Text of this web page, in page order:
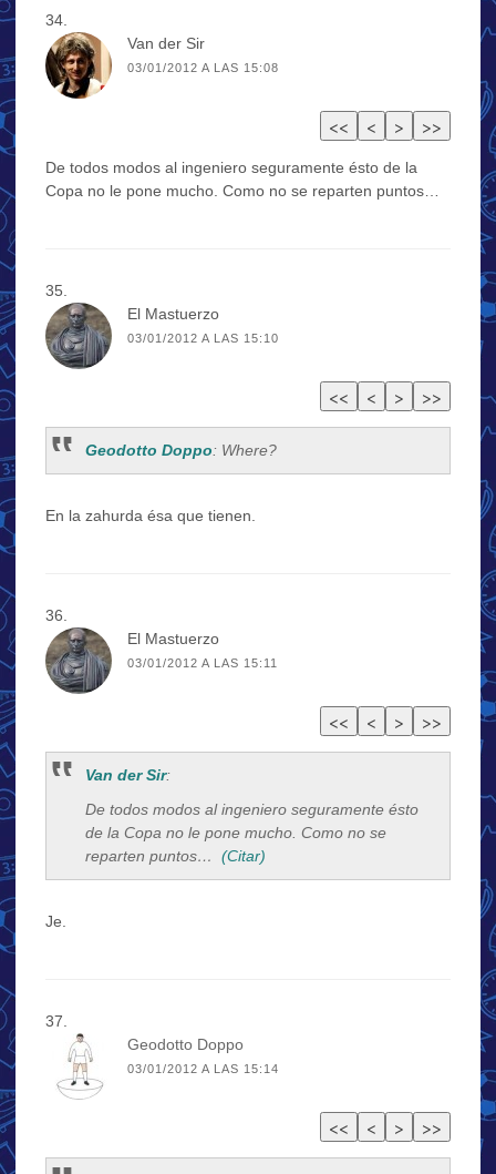
Van der Sir
03/01/2012 A LAS 15:08
De todos modos al ingeniero seguramente ésto de la
Copa no le pone mucho. Como no se reparten puntos…
El Mastuerzo
03/01/2012 A LAS 15:10
Geodotto Doppo: Where?
En la zahurda ésa que tienen.
El Mastuerzo
03/01/2012 A LAS 15:11
Van der Sir:
De todos modos al ingeniero seguramente ésto
de la Copa no le pone mucho. Como no se
reparten puntos… (Citar)
Je.
Geodotto Doppo
03/01/2012 A LAS 15:14